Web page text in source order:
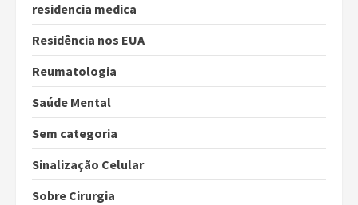
residencia medica
Residência nos EUA
Reumatologia
Saúde Mental
Sem categoria
Sinalização Celular
Sobre Cirurgia